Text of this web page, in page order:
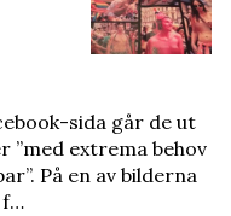
sida går de ut
”med extrema behov
På en av bilderna
f…